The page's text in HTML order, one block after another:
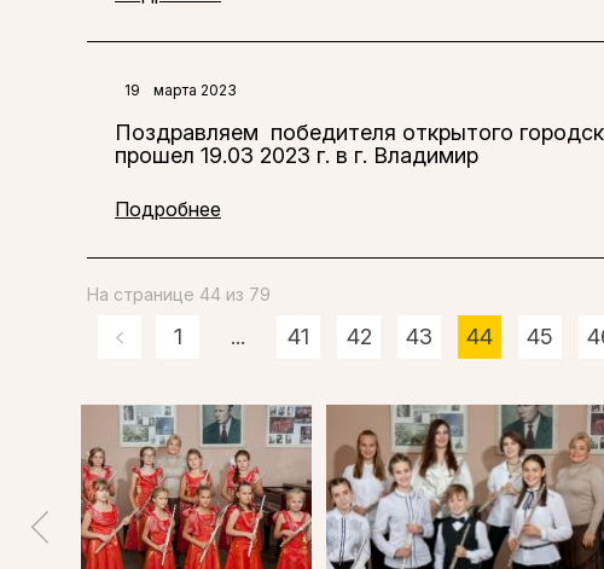
19 марта 2023
Поздравляем победителя открытого
прошел 19.03 2023 г. в г. Владимир
Подробнее
На странице 44 из 79
1 ... 41 42 43 44 45